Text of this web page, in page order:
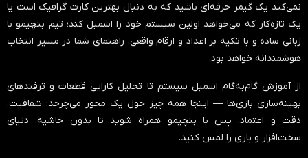
نمی‌کند یک گیمر حرفه‌ای باشید که به دنبال بهترین کارت گرافیک است یا
یک تازه‌کار که می‌خواهد اولین سیستم خود را اسمبل کند؛ تیم بنچیمو با
زبانی ساده و با تکیه بر اعداد و ارقام واقعی، راهنمای شما در مسیر انتخاب
هوشمندانه خواهد بود.
از آموزش گام‌به‌گام اسمبل سیستم تا تحلیل کارایی قطعات و ترفندهای
بهینه‌سازی بازی‌ها — اینجا همه چیز حول یک محور می‌چرخد: شفافیت،
دقت و اعتماد. پس با بنچیمو همراه شوید تا بدون حاشیه، دنیای
سخت‌افزار و بازی را لمس کنید.